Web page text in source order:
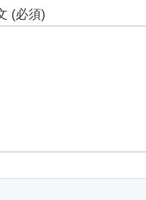
(必須)